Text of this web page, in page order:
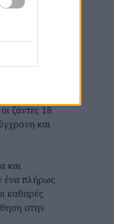
ηλεκτρική
ζάντες 18
και
και
ένα πλήρως
καθαρές
στην